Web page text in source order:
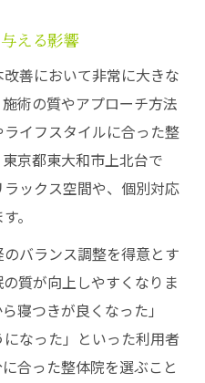
える影響
善において非常に大きな
術の質やアプローチ方法
イフスタイルに合った整
京都東大和市上北台で
ックス空間や、個別対応
。
バランス調整を得意とす
質が向上しやすくなりま
寝つきが良くなった」
になった」といった利用者
合った整体院を選ぶこと